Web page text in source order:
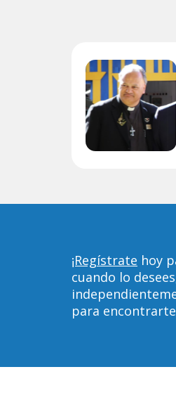
¡Regístrate hoy
cuando lo
para